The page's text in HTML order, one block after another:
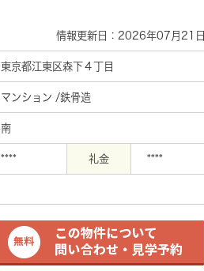
情報更新日：2026年07月21日
東京都江東区森下４丁目
マンション /鉄骨造
南
**** 礼金 ****